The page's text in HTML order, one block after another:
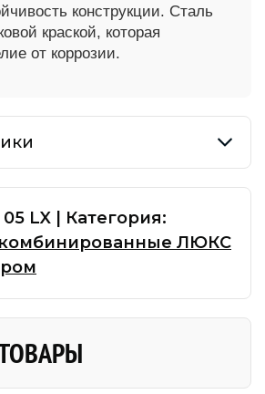
конструкции. Сталь
краской, которая
от коррозии.
05 LX
Категория:
ЛЮКС